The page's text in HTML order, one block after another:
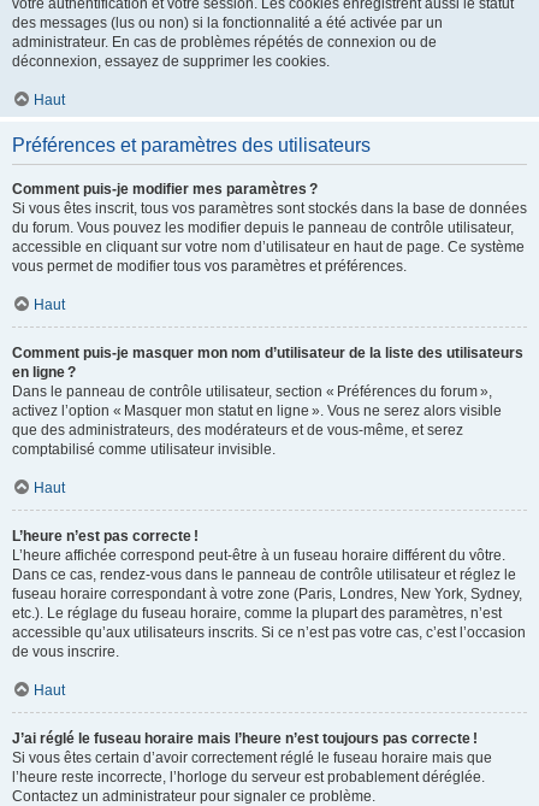
votre authentification et votre session. Les cookies enregistrent aussi le statut
des messages (lus ou non) si la fonctionnalité a été activée par un
administrateur. En cas de problèmes répétés de connexion ou de
déconnexion, essayez de supprimer les cookies.
Haut
Préférences et paramètres des utilisateurs
Comment puis-je modifier mes paramètres ?
Si vous êtes inscrit, tous vos paramètres sont stockés dans la base de données
du forum. Vous pouvez les modifier depuis le panneau de contrôle utilisateur,
accessible en cliquant sur votre nom d’utilisateur en haut de page. Ce système
vous permet de modifier tous vos paramètres et préférences.
Haut
Comment puis-je masquer mon nom d’utilisateur de la liste des utilisateurs
en ligne ?
Dans le panneau de contrôle utilisateur, section « Préférences du forum »,
activez l’option « Masquer mon statut en ligne ». Vous ne serez alors visible
que des administrateurs, des modérateurs et de vous-même, et serez
comptabilisé comme utilisateur invisible.
Haut
L’heure n’est pas correcte !
L’heure affichée correspond peut-être à un fuseau horaire différent du vôtre.
Dans ce cas, rendez-vous dans le panneau de contrôle utilisateur et réglez le
fuseau horaire correspondant à votre zone (Paris, Londres, New York, Sydney,
etc.). Le réglage du fuseau horaire, comme la plupart des paramètres, n’est
accessible qu’aux utilisateurs inscrits. Si ce n’est pas votre cas, c’est l’occasion
de vous inscrire.
Haut
J’ai réglé le fuseau horaire mais l’heure n’est toujours pas correcte !
Si vous êtes certain d’avoir correctement réglé le fuseau horaire mais que
l’heure reste incorrecte, l’horloge du serveur est probablement déréglée.
Contactez un administrateur pour signaler ce problème.